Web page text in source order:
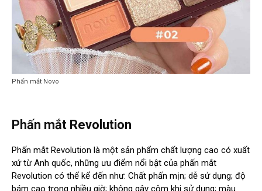
Phấn mắt Novo
Phấn mắt Revolution
Phấn mắt Revolution là một sản phẩm chất lượng cao có xuất
xứ từ Anh quốc, những ưu điểm nổi bật của phấn mắt
Revolution có thể kể đến như: Chất phấn mịn; dễ sử dụng; độ
bám cao trong nhiều giờ; không gây cộm khi sử dụng; màu